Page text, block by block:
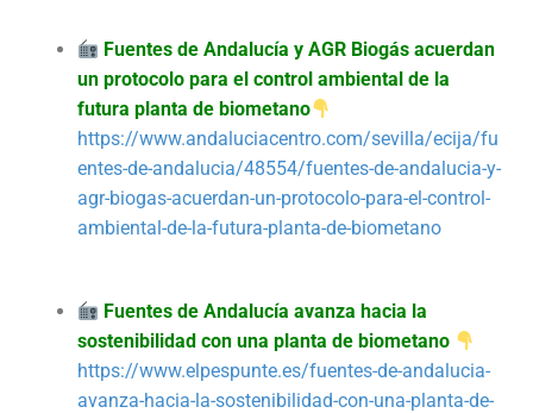
Fuentes de Andalucía y AGR Biogás acuerdan
un protocolo para el control ambiental de la
futura planta de biometano
https://www.andaluciacentro.com/sevilla/ecija/fu
entes-de-andalucia/48554/fuentes-de-andalucia-y-
agr-biogas-acuerdan-un-protocolo-para-el-control-
ambiental-de-la-futura-planta-de-biometano
Fuentes de Andalucía avanza hacia la
sostenibilidad con una planta de biometano
https://www.elpespunte.es/fuentes-de-andalucia-
avanza-hacia-la-sostenibilidad-con-una-planta-de-